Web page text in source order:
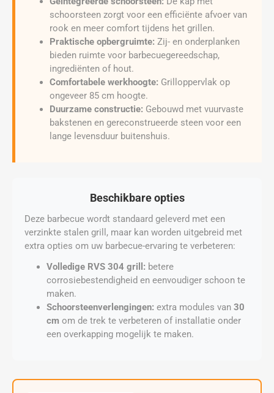
schoorsteen zorgt voor een efficiënte afvoer van
rook en meer comfort tijdens het grillen.
Praktische opbergruimte: Zij- en onderplanken
bieden ruimte voor barbecuegereedschap,
ingrediënten of hout.
Comfortabele werkhoogte: Grilloppervlak op
ongeveer 85 cm hoogte.
Duurzame constructie: Gebouwd met vuurvaste
bakstenen en gereconstrueerde steen voor een
lange levensduur buitenshuis.
Beschikbare opties
Deze barbecue wordt standaard geleverd met een
verzinkte stalen grill, maar kan worden uitgebreid met
extra opties om uw barbecue-ervaring te verbeteren:
Volledige RVS 304 grill: betere
corrosiebestendigheid en eenvoudiger schoon te
maken.
Schoorsteenverlengingen: extra modules van 30
cm om de trek te verbeteren of installatie onder
een overkapping mogelijk te maken.